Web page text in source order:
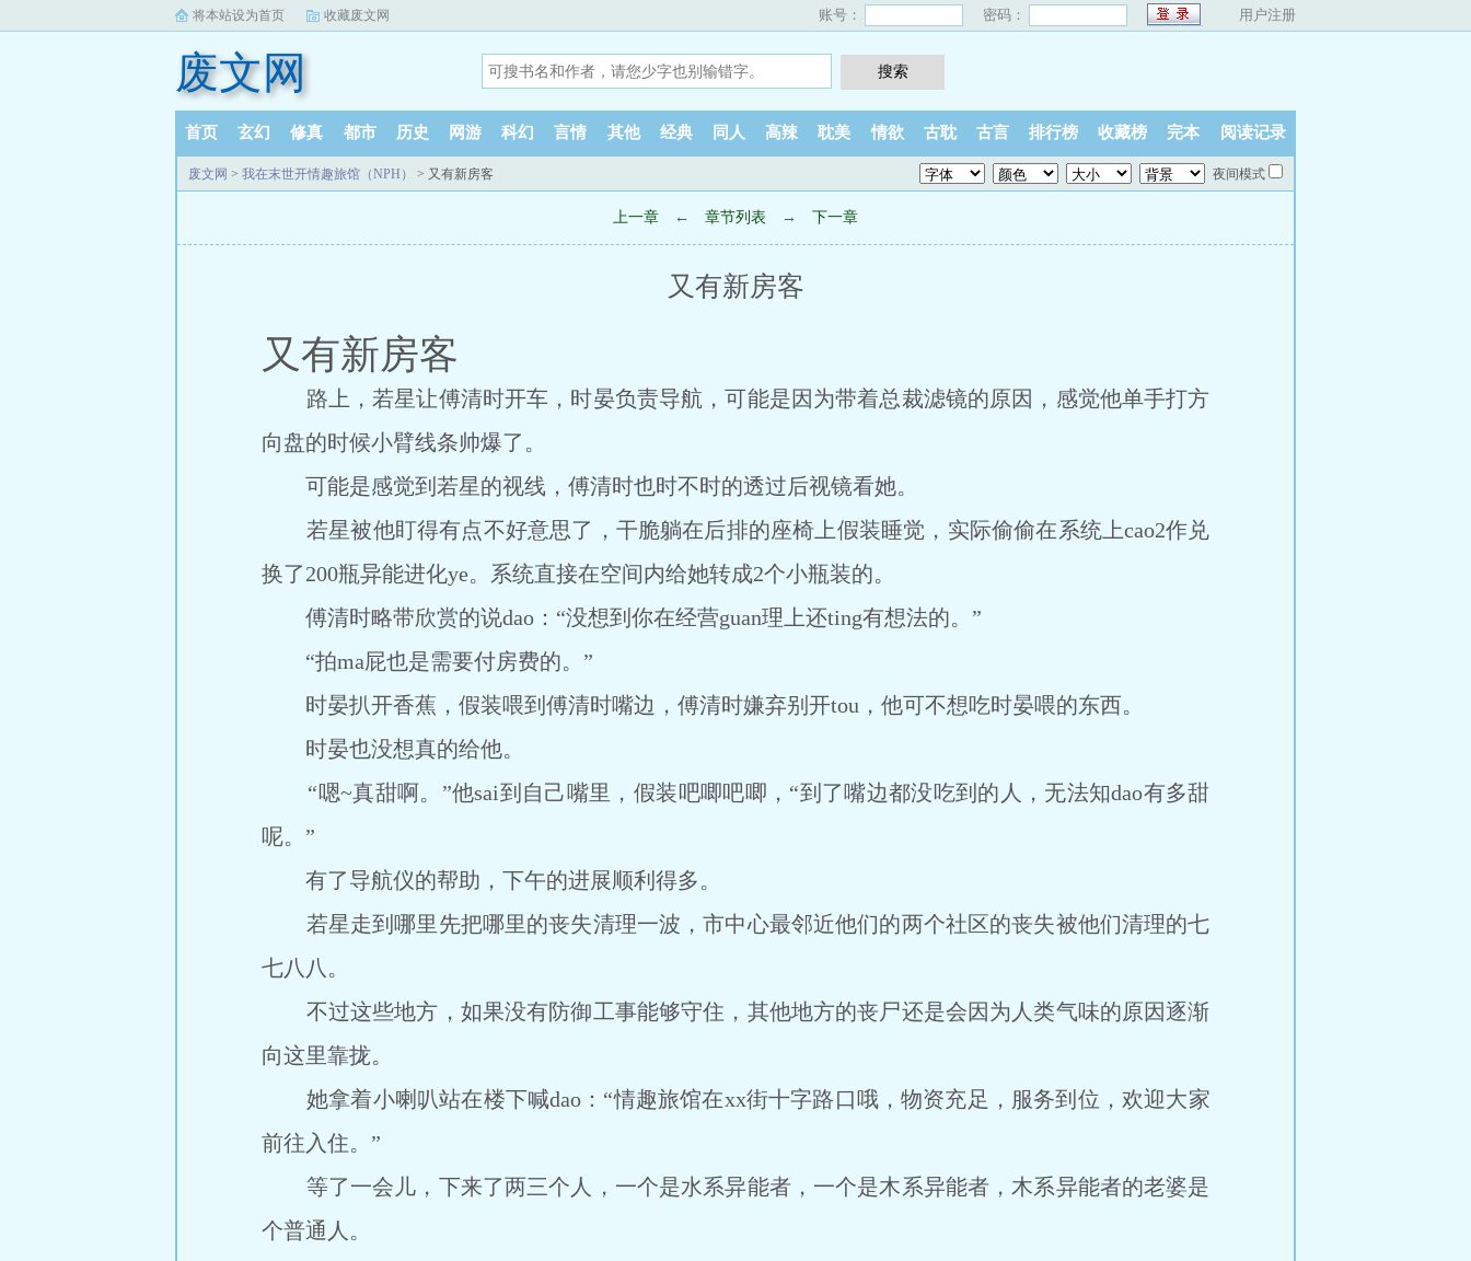
将本站设为首页 收藏废文网 账号： 密码： 用户注册
废文网
首页 玄幻 修真 都市 历史 网游 科幻 言情 其他 经典 同人 高辣 耽美 情欲 古耽 古言 排行榜 收藏榜 完本 阅读记录
废文网 > 我在末世开情趣旅馆（NPH） > 又有新房客 夜间模式
上一章 ← 章节列表 → 下一章
又有新房客
又有新房客
路上，若星让傅清时开车，时晏负责导航，可能是因为带着总裁滤镜的原因，感觉他单手打方
向盘的时候小臂线条帅爆了。
可能是感觉到若星的视线，傅清时也时不时的透过后视镜看她。
若星被他盯得有点不好意思了，干脆躺在后排的座椅上假装睡觉，实际偷偷在系统上cao2作兑
换了200瓶异能进化ye。系统直接在空间内给她转成2个小瓶装的。
傅清时略带欣赏的说dao：“没想到你在经营guan理上还ting有想法的。”
“拍ma屁也是需要付房费的。”
时晏扒开香蕉，假装喂到傅清时嘴边，傅清时嫌弃别开tou，他可不想吃时晏喂的东西。
时晏也没想真的给他。
“嗯~真甜啊。”他sai到自己嘴里，假装吧唧吧唧，“到了嘴边都没吃到的人，无法知dao有多甜
呢。”
有了导航仪的帮助，下午的进展顺利得多。
若星走到哪里先把哪里的丧失清理一波，市中心最邻近他们的两个社区的丧失被他们清理的七
七八八。
不过这些地方，如果没有防御工事能够守住，其他地方的丧尸还是会因为人类气味的原因逐渐
向这里靠拢。
她拿着小喇叭站在楼下喊dao：“情趣旅馆在xx街十字路口哦，物资充足，服务到位，欢迎大家
前往入住。”
等了一会儿，下来了两三个人，一个是水系异能者，一个是木系异能者，木系异能者的老婆是
个普通人。